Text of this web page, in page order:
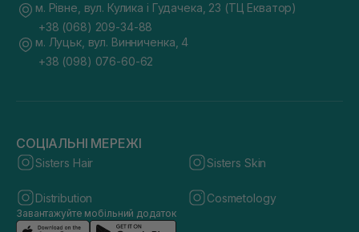
м. Рівне, вул. Кулика і Гудачека, 23 (ТЦ Екватор)
+38 (068) 209-34-88
м. Луцьк, вул. Винниченка, 4
+38 (098) 076-60-62
СОЦІАЛЬНІ МЕРЕЖІ
Sisters Hair Sisters Skin
Distribution Cosmetology
Завантажуйте мобільний додаток